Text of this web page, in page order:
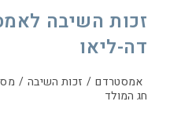
זכות השיבה
דה-ליאו
אמסטרדם / זכות השיבה /
חג המולד